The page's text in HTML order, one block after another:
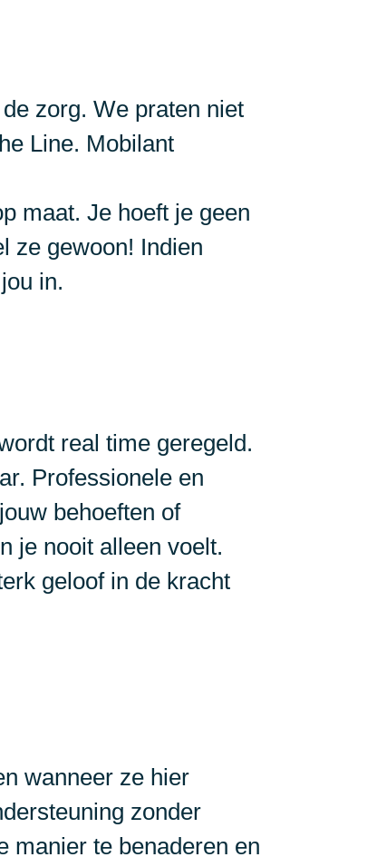
zorg. We praten niet
Line. Mobilant
maat. Je hoeft je geen
ze gewoon! Indien
in.
real time geregeld.
Professionele en
behoeften of
je nooit alleen voelt.
geloof in de kracht
wanneer ze hier
zonder
manier te benaderen en